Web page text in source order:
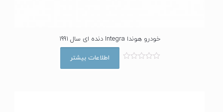
خودرو هوندا Integra دنده ای سال 1991
اطلاعات بیشتر